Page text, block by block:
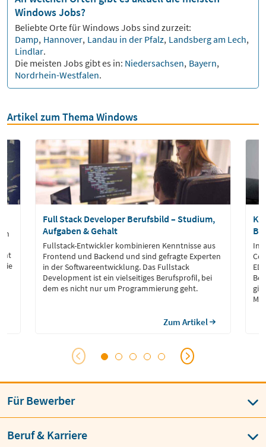
Windows Jobs?
Beliebte Orte fürWindowsJobs sind zurzeit:
Damp, Hannover, Landau in der Pfalz, Landsberg am Lech,
Lindlar.
Die meisten Jobs gibt es in: Niedersachsen, Bayern,
Nordrhein-Westfalen.
Artikel zum Thema Windows
Full Stack Developer Berufsbild – Studium,
Aufgaben & Gehalt
Fullstack-Entwickler kombinieren Kenntnisse aus
Frontend und Backend und sind gefragte Experten
in der Softwareentwicklung. Das Fullstack
Development ist ein vielseitiges Berufsprofil, bei
dem es nicht nur um Programmierung geht.
Zum Artikel
Für Bewerber
Beruf & Karriere